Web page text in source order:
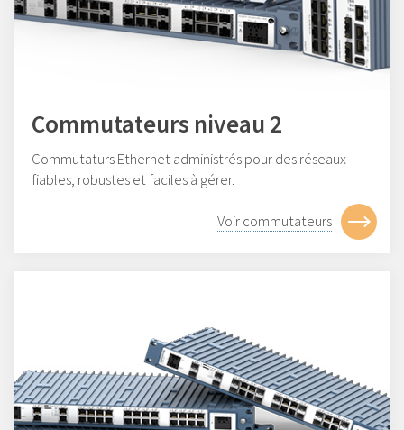
Commutateurs niveau 2
Commutaturs Ethernet administrés pour des réseaux
fiables, robustes et faciles à gérer.
Voir commutateurs